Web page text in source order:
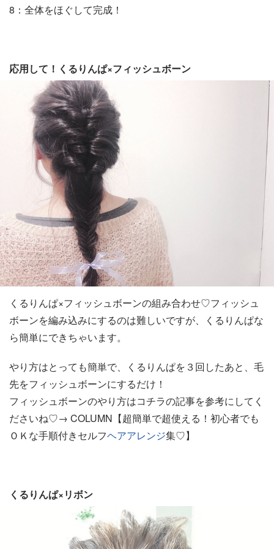
8：全体をほぐして完成！
応用して！くるりんぱ×フィッシュボーン
くるりんぱ×フィッシュボーンの組み合わせ♡フィッシュ
ボーンを編み込みにするのは難しいですが、くるりんぱな
ら簡単にできちゃいます。
やり方はとっても簡単で、くるりんぱを３回したあと、毛
先をフィッシュボーンにするだけ！
フィッシュボーンのやり方はコチラの記事を参考にしてく
ださいね♡→ COLUMN【超簡単で超使える！初心者でも
ＯＫな手順付きセルフヘアアレンジ集♡】
くるりんぱ×リボン